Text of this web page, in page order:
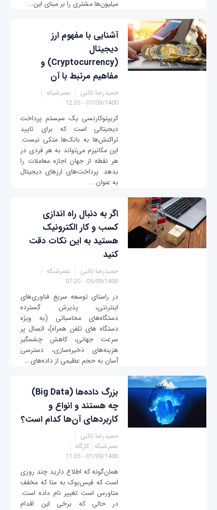
میلیون‌ها مشتری را بر مبنای این...
آشنایی با مفهوم ارز
دیجیتال
(Cryptocurrency) و
مفاهیم مرتبط با آن
حمیدرضا تائبی
عصرشبکه
07/09/1400 - 12:35
کریپتوکارنسی یک سیستم پرداخت
دیجیتالی است که برای تایید
تراکنش‌ها به بانک‌ها متکی نیست.
این مکانیزم می‌تواند به هر فردی در
هر نقطه از جهان اجازه معاملات را
بدهد. پرداخت‌های ارزهای دیجیتال
به عنوان...
اگر به دنبال راه اندازی
کسب و کار الکترونیک
هستید به این نکات دقت
کنید
حمیدرضا تائبی
عصرشبکه
05/09/1400 - 07:20
در راستای توسعه سریع فناوری‌های
اینترنتی، پذیرش گسترده
دستگاه‌های محاسباتی (به ویژه
دستگاه های تلفن همراه)، اتصال پر
سرعت جهانی، کاهش چشمگیر
هزینه‌های ذخیره‌سازی، دسترسی
آسان به حجم عظیمی از داده‌های...
بزرگ داده‌ها (Big Data)
چه هستند و انواع و
کاربردهای آن‌ها کدام است؟
حمیدرضا تائبی
عصرشبکه کارگاه
01/09/1400 - 11:35
همان‌گونه که اطلاع دارید چند روزی
است که فیس‌بوک به متا که مخفف
متاورس است تغییر نام داده است.
در حالی که برخی این اقدام